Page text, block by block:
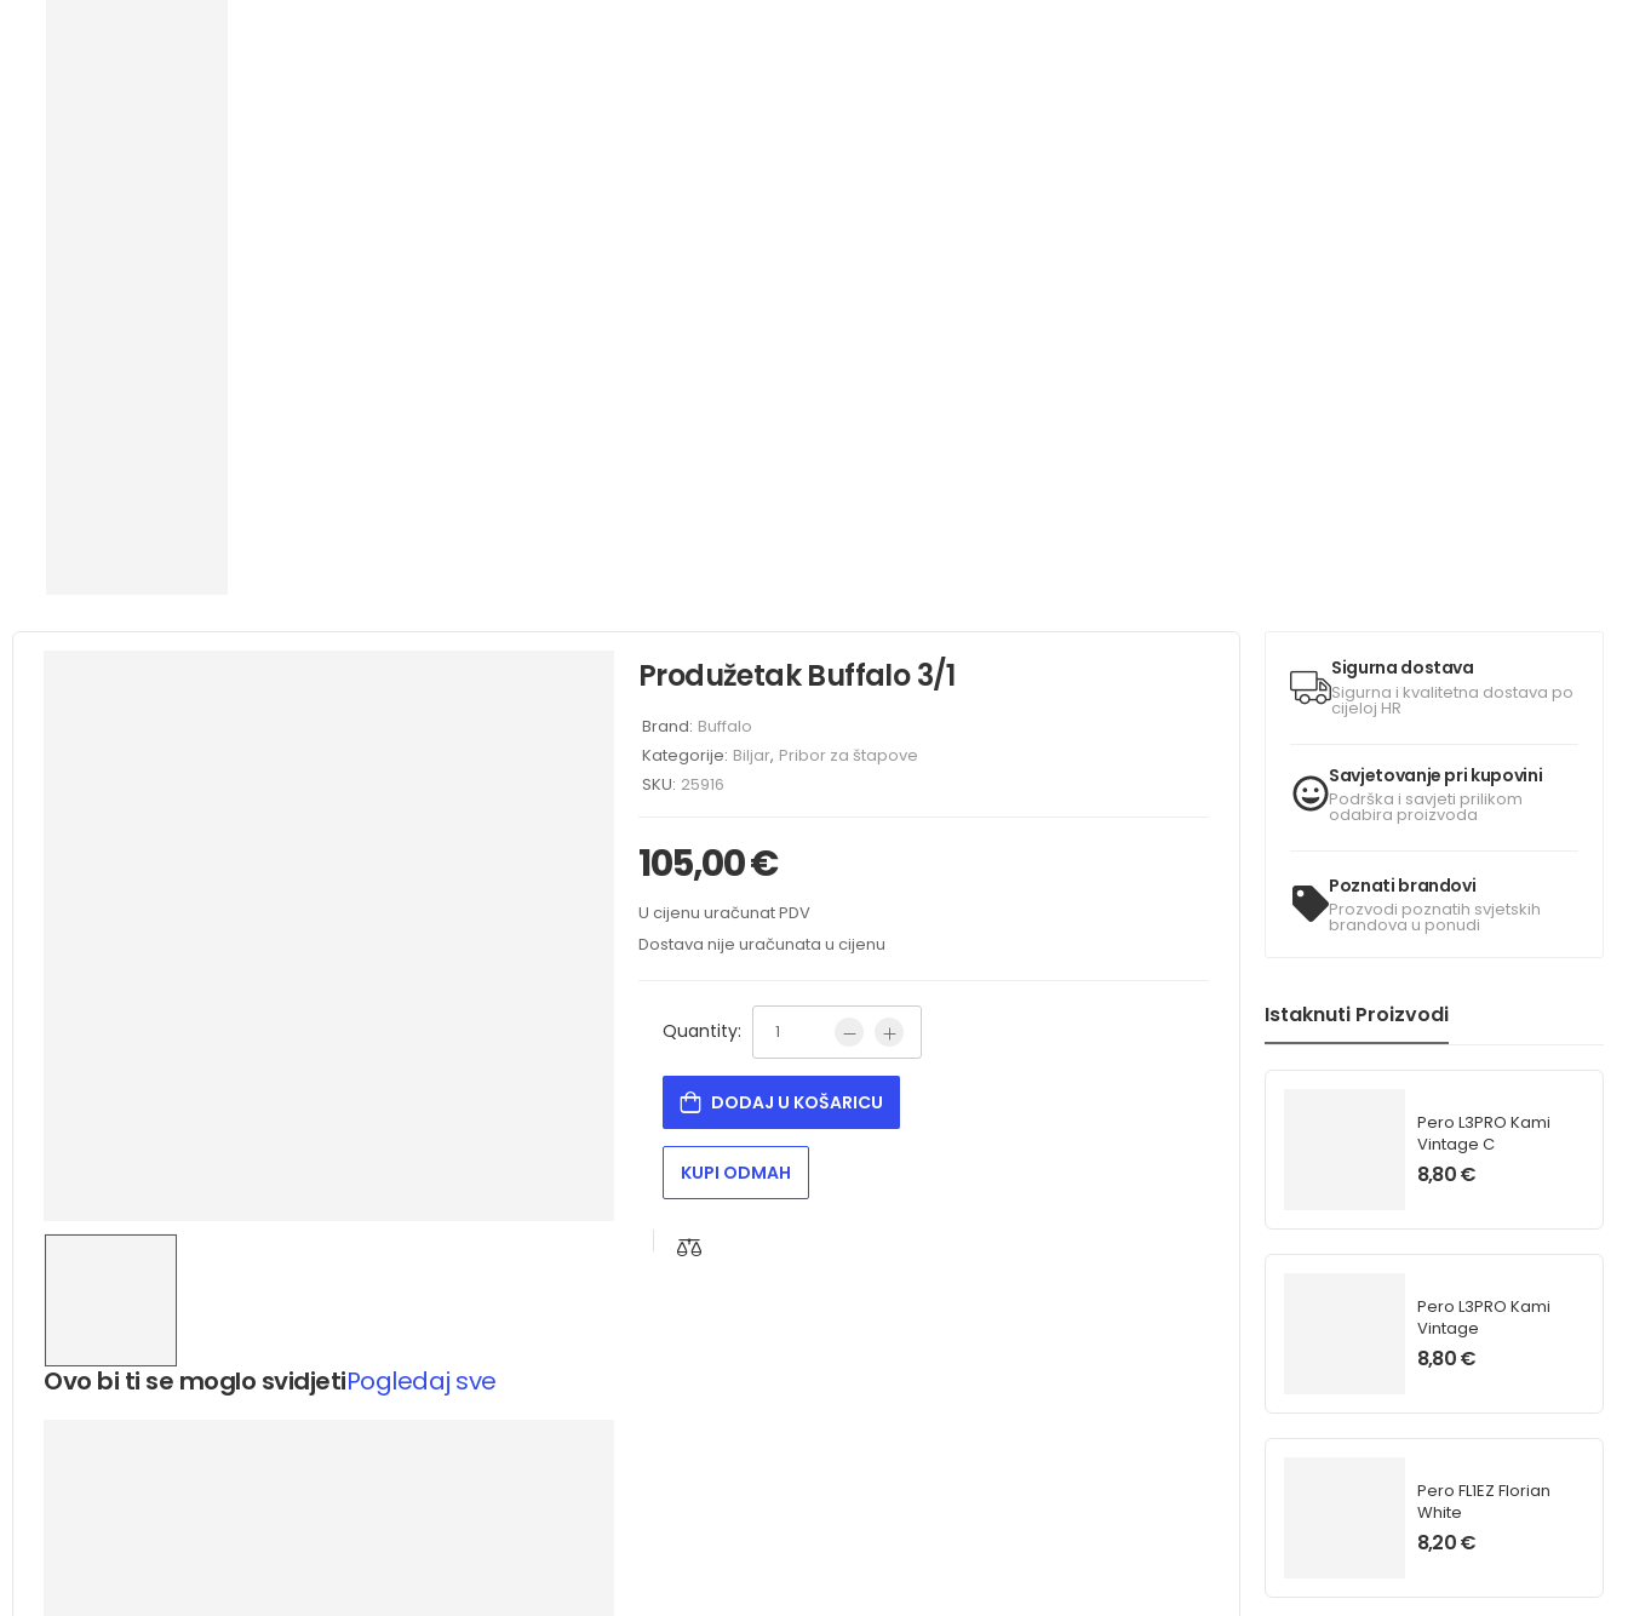
Sigurna dostava
Sigurna i kvalitetna dostava po
cijeloj HR
Savjetovanje pri kupovini
Podrška i savjeti prilikom
odabira proizvoda
Poznati brandovi
Prozvodi poznatih svjetskih
brandova u ponudi
Istaknuti Proizvodi
Pero L3PRO Kami
Vintage C
8,80€
Pero L3PRO Kami
Vintage
8,80€
Pero FL1EZ Florian
White
8,20€
Ovo bi ti se moglo svidjetiPogledaj sve
Produžetak Buffalo 3/1
Brand: Buffalo
Kategorije: Biljar, Pribor za štapove
SKU: 25916
105,00€
U cijenu uračunat PDV
Dostava nije uračunata u cijenu
Quantity:
DODAJ U KOŠARICU
KUPI ODMAH